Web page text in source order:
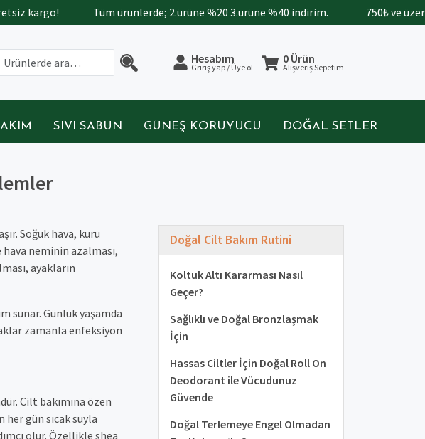
Tüm ürünlerde; 2.ürüne %20 3.ürüne %40 indirim. 750₺ ve üzeri
0 Ürün
Alışveriş Sepetim
Hesabım
Gririş yap / Üye ol
SIVI SABUN GÜNEŞ KORUYUCU DOĞAL SETLER
Soğuk hava, kuru
neminin azalması,
ayakların
sunar. Günlük yaşamda
zamanla enfeksiyon
Cilt bakımına özen
gün sıcak suyla
olur. Özellikle shea
Doğal Cilt Bakım Rutini
Koltuk Altı Kararması Nasıl
Geçer?
Sağlıklı ve Doğal Bronzlaşmak
İçin
Hassas Ciltler İçin Doğal Roll On
Deodorant ile Vücudunuz
Güvende
Doğal Terlemeye Engel Olmadan